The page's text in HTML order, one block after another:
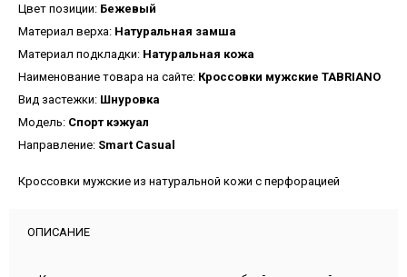
Цвет позиции: Бежевый
Материал верха: Натуральная замша
Материал подкладки: Натуральная кожа
Наименование товара на сайте: Кроссовки мужские TABRIANO
Вид застежки: Шнуровка
Модель: Спорт кэжуал
Направление: Smart Casual
Кроссовки мужские из натуральной кожи с перфорацией
ОПИСАНИЕ